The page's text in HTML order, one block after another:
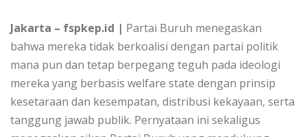
Jakarta – fspkep.id | Partai Buruh menegaskan
bahwa mereka tidak berkoalisi dengan partai politik
mana pun dan tetap berpegang teguh pada ideologi
mereka yang berbasis welfare state dengan prinsip
kesetaraan dan kesempatan, distribusi kekayaan, serta
tanggung jawab publik. Pernyataan ini sekaligus